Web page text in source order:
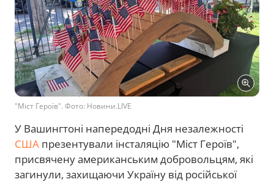
"Міст Героїв". Фото: Новини.LIVE
У Вашингтоні напередодні Дня незалежності
США презентували інсталяцію "Міст Героїв",
присвячену американським добровольцям, які
загинули, захищаючи Україну від російської